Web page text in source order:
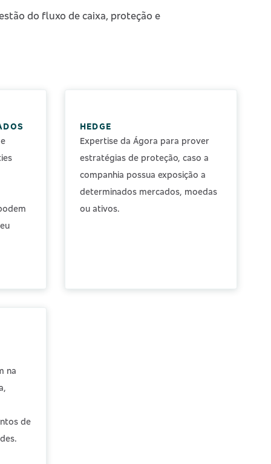
do fluxo de caixa, proteção e
HEDGE
Expertise da Ágora para prover
estratégias de proteção, caso a
companhia possua exposição a
determinados mercados, moedas
ou ativos.
na
de